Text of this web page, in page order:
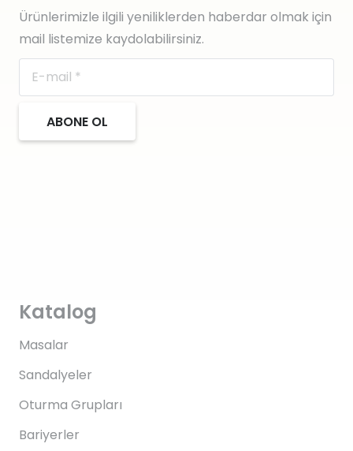
Ürünlerimizle ilgili yeniliklerden haberdar olmak için
mail listemize kaydolabilirsiniz.
ABONE OL
Katalog
Masalar
Sandalyeler
Oturma Grupları
Bariyerler